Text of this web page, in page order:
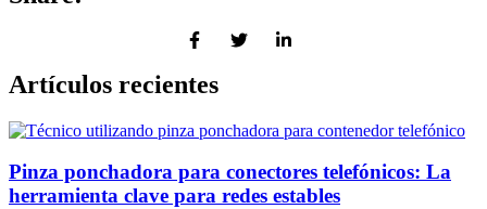
Artículos recientes
Pinza ponchadora para conectores telefónicos: La
herramienta clave para redes estables